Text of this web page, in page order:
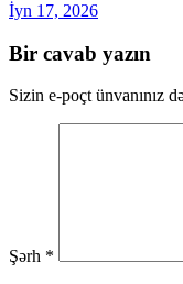
İyn 17, 2026
Bir cavab yazın
Sizin e-poçt ünvanınız
Şərh *